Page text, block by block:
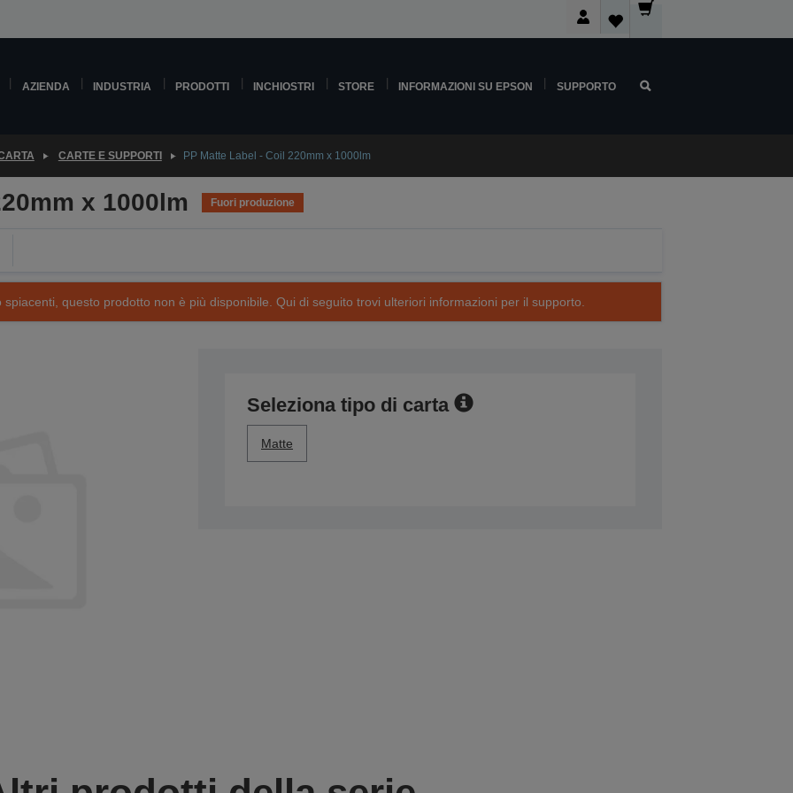
AZIENDA INDUSTRIA PRODOTTI INCHIOSTRI STORE INFORMAZIONI SU EPSON SUPPORTO
CARTE E SUPPORTI PP Matte Label - Coil 220mm x 1000lm
x 1000lm Fuori produzione
questo prodotto non è più disponibile. Qui di seguito trovi ulteriori informazioni per il supporto.
Seleziona tipo di carta
Matte